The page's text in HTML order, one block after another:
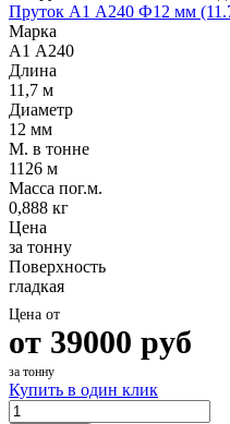
Пруток А1 А240 Ф12 мм
Марка
А1 А240
Длина
11,7 м
Диаметр
12 мм
М. в тонне
1126 м
Масса пог.м.
0,888 кг
Цена
за тонну
Поверхность
гладкая
Цена от
от 39000 руб
за тонну
Купить в один клик